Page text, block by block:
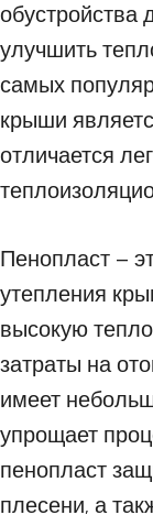
обустройства
улучшить
самых
крыши
отличается
Пенопласт –
утепления
высокую
затраты на
имеет
упрощает
пенопласт
плесени, а